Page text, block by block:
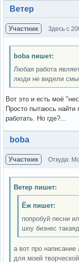
Вне форума
Ветер
Участник Здесь с
boba пишет:
Любая работа
люди не видели
Вот это и есть моё
Просто пытаюсь
работать. Но где?...
Вне форума
boba
Участник Откуда:
Ветер пишет:
Ёж пишет:
попробуй песни
шоу бизнес
а вот про написание
для моей